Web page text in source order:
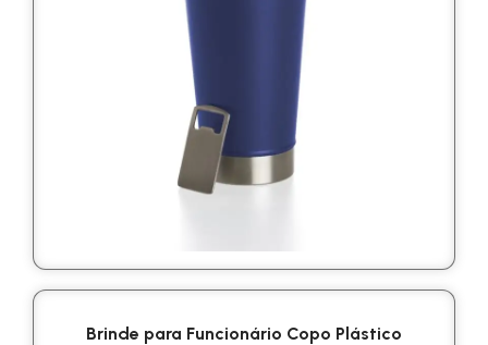
Brinde para Funcionário Copo Plástico